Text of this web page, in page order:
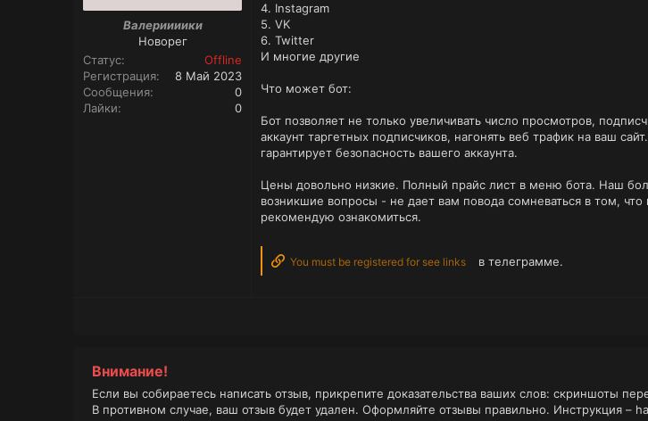
Валериииики
Новорег
Статус
Offline
Регистрация
8 Май 2023
Сообщения
0
Лайки
0
4. Instagram
5. VK
6. Twitter
И многие другие
Что может бот:
Бот позволяет не только увеличивать число просмотров,
аккаунт таргетных подписчиков, нагонять веб трафик на ваш
гарантирует безопасность вашего аккаунта.
Цены довольно низкие. Полный прайс лист в меню бота. Наш
возникшие вопросы - не дает вам повода сомневаться в том,
рекомендую ознакомиться.
You must be registered for see links в телеграмме.
Внимание!
Если вы собираетесь написать отзыв, прикрепите доказательства ваших слов: скриншоты
В противном случае, ваш отзыв будет удален. Оформляйте отзывы правильно. Инструкция –